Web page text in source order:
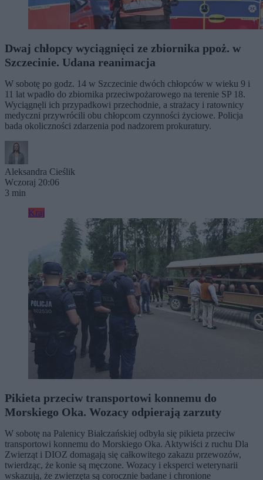
Dwaj chłopcy wyciągnięci ze zbiornika ppoż. w
Szczecinie. Udana reanimacja
W sobotę po godz. 14 w Szczecinie dwóch chłopców w wieku 9 i
11 lat wpadło do zbiornika przeciwpożarowego na terenie SP 18.
Wyciągnęli ich przypadkowi przechodnie, a strażacy i ratownicy
medyczni przywrócili obu chłopcom czynności życiowe. Policja
bada okoliczności zdarzenia pod nadzorem prokuratury.
Aleksandra Cieślik
Wczoraj 20:06
3 min
Kraj
Pikieta przeciw transportowi konnemu do
Morskiego Oka. Wozacy odpierają zarzuty
W sobotę na Palenicy Białczańskiej odbyła się pikieta przeciw
transportowi konnemu do Morskiego Oka. Aktywiści z ruchu Dla
Zwierząt i DIOZ domagają się całkowitego zakazu przewozów,
twierdząc, że konie są męczone. Wozacy i eksperci weterynarii
wskazują, że zwierzęta są corocznie badane i chronione